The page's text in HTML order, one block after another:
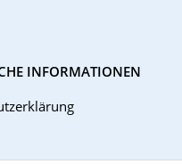
INFORMATIONEN